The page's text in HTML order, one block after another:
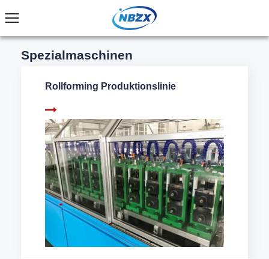
Spezialmaschinen
Rollforming Produktionslinie